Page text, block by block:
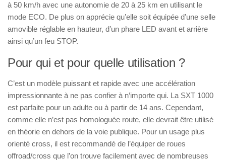
à 50 km/h avec une autonomie de 20 à 25 km en utilisant le
mode ECO. De plus on apprécie qu’elle soit équipée d’une selle
amovible réglable en hauteur, d’un phare LED avant et arrière
ainsi qu’un feu STOP.
Pour qui et pour quelle utilisation ?
C’est un modèle puissant et rapide avec une accélération
impressionnante à ne pas confier à n’importe qui. La SXT 1000
est parfaite pour un adulte ou à partir de 14 ans. Cependant,
comme elle n’est pas homologuée route, elle devrait être utilisé
en théorie en dehors de la voie publique. Pour un usage plus
orienté cross, il est recommandé de l’équiper de roues
offroad/cross que l’on trouve facilement avec de nombreuses